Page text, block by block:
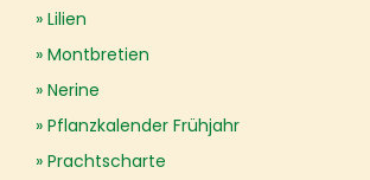
Lilien
Montbretien
Nerine
Pflanzkalender Frühjahr
Prachtscharte